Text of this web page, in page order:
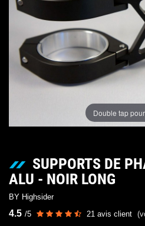
Double tap
SUPPORTS DE
ALU - NOIR LONG
BY Highsider
4.5 /5 21 avis client